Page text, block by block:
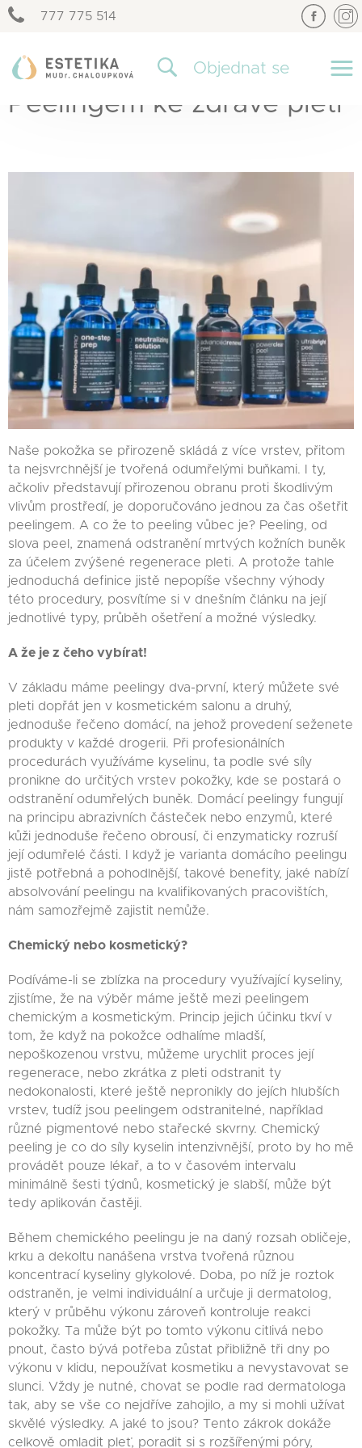
777 775 514
Objednat se
Peelingem ke zdravé pleti
Naše pokožka se přirozeně skládá z více vrstev, přitom
ta nejsvrchnější je tvořená odumřelými buňkami. I ty,
ačkoliv představují přirozenou obranu proti škodlivým
vlivům prostředí, je doporučováno jednou za čas ošetřit
peelingem. A co že to peeling vůbec je? Peeling, od
slova peel, znamená odstranění mrtvých kožních buněk
za účelem zvýšené regenerace pleti. A protože tahle
jednoduchá definice jistě nepopíše všechny výhody
této procedury, posvítíme si v dnešním článku na její
jednotlivé typy, průběh ošetření a možné výsledky.
A že je z čeho vybírat!
V základu máme peelingy dva-první, který můžete své
pleti dopřát jen v kosmetickém salonu a druhý,
jednoduše řečeno domácí, na jehož provedení seženete
produkty v každé drogerii. Při profesionálních
procedurách využíváme kyselinu, ta podle své síly
pronikne do určitých vrstev pokožky, kde se postará o
odstranění odumřelých buněk. Domácí peelingy fungují
na principu abrazivních částeček nebo enzymů, které
kůži jednoduše řečeno obrousí, či enzymaticky rozruší
její odumřelé části. I když je varianta domácího peelingu
jistě potřebná a pohodlnější, takové benefity, jaké nabízí
absolvování peelingu na kvalifikovaných pracovištích,
nám samozřejmě zajistit nemůže.
Chemický nebo kosmetický?
Podíváme-li se zblízka na procedury využívající kyseliny,
zjistíme, že na výběr máme ještě mezi peelingem
chemickým a kosmetickým. Princip jejich účinku tkví v
tom, že když na pokožce odhalíme mladší,
nepoškozenou vrstvu, můžeme urychlit proces její
regenerace, nebo zkrátka z pleti odstranit ty
nedokonalosti, které ještě nepronikly do jejích hlubších
vrstev, tudíž jsou peelingem odstranitelné, například
různé pigmentové nebo stařecké skvrny. Chemický
peeling je co do síly kyselin intenzivnější, proto by ho mě
provádět pouze lékař, a to v časovém intervalu
minimálně šesti týdnů, kosmetický je slabší, může být
tedy aplikován častěji.
Během chemického peelingu je na daný rozsah obličeje,
krku a dekoltu nanášena vrstva tvořená různou
koncentrací kyseliny glykolové. Doba, po níž je roztok
odstraněn, je velmi individuální a určuje ji dermatolog,
který v průběhu výkonu zároveň kontroluje reakci
pokožky. Ta může být po tomto výkonu citlivá nebo
pnout, často bývá potřeba zůstat přibližně tři dny po
výkonu v klidu, nepoužívat kosmetiku a nevystavovat se
slunci. Vždy je nutné, chovat se podle rad dermatologa
tak, aby se vše co nejdříve zahojilo, a my si mohli užívat
skvělé výsledky. A jaké to jsou? Tento zákrok dokáže
celkově omladit pleť, poradit si s rozšířenými póry,
×